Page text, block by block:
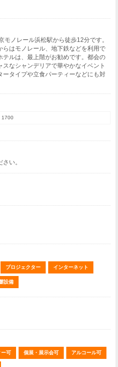
ノレール浜松駅から徒歩12分です。
はモノレール、地下鉄などを利用で
テルは、最上階がお勧めです。都会の
なシャンデリアで華やかなイベント
タイプや立食パーティーなどにも対
1700
い。
プロジェクター インターネット
設備
ー可 個展・展示会可 アルコール可